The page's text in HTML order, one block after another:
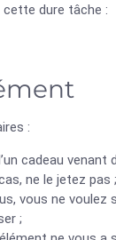
cette dure tâche :
:
cadeau venant
ne le jetez pas ;
vous ne
;